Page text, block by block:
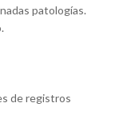
patologías.
de registros